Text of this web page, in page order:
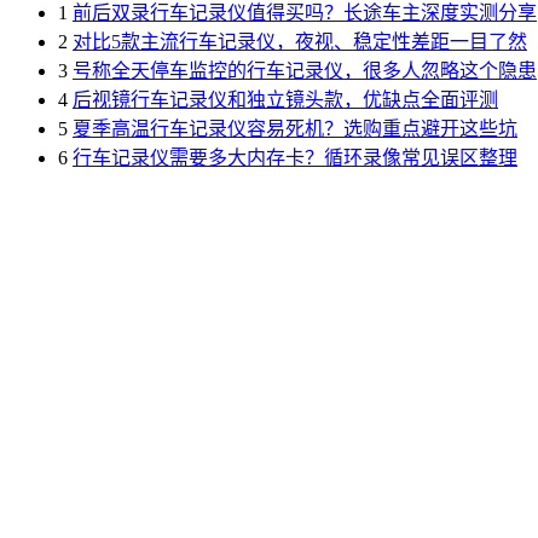
1 前后双录行车记录仪值得买吗？长途车主深度实测分享
2 对比5款主流行车记录仪，夜视、稳定性差距一目了然
3 号称全天停车监控的行车记录仪，很多人忽略这个隐患
4 后视镜行车记录仪和独立镜头款，优缺点全面评测
5 夏季高温行车记录仪容易死机？选购重点避开这些坑
6 行车记录仪需要多大内存卡？循环录像常见误区整理